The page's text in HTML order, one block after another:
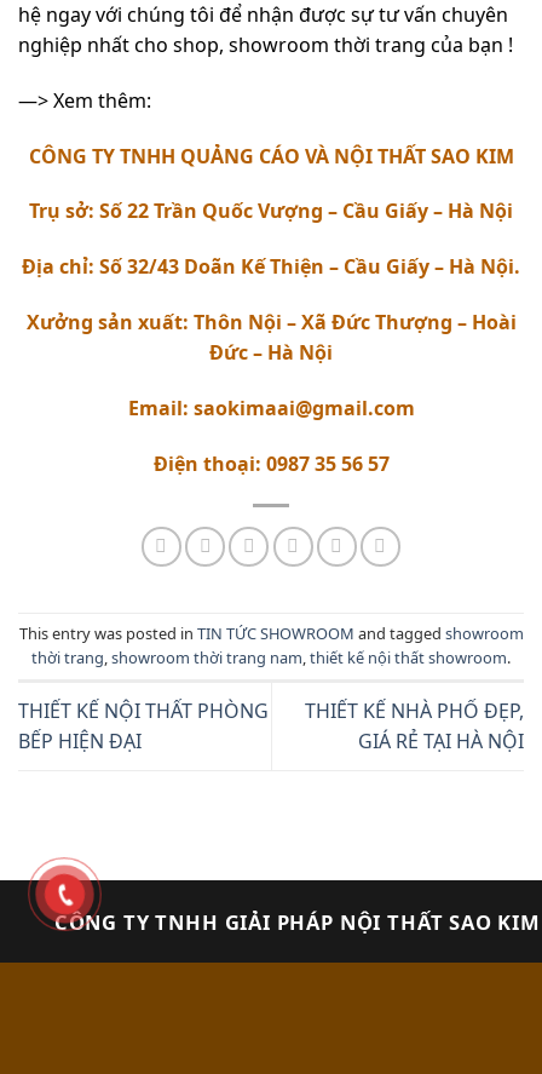
hệ ngay với chúng tôi để nhận được sự tư vấn chuyên
nghiệp nhất cho shop, showroom thời trang của bạn !
—> Xem thêm:
CÔNG TY TNHH QUẢNG CÁO VÀ NỘI THẤT SAO KIM
Trụ sở: Số 22 Trần Quốc Vượng – Cầu Giấy – Hà Nội
Địa chỉ: Số 32/43 Doãn Kế Thiện – Cầu Giấy – Hà Nội.
Xưởng sản xuất: Thôn Nội – Xã Đức Thượng – Hoài
Đức – Hà Nội
Email: saokimaai@gmail.com
Điện thoại: 0987 35 56 57
This entry was posted in TIN TỨC SHOWROOM and tagged showroom
thời trang,showroom thời trang nam,thiết kế nội thất showroom.
THIẾT KẾ NỘI THẤT PHÒNG
BẾP HIỆN ĐẠI
THIẾT KẾ NHÀ PHỐ ĐẸP,
GIÁ RẺ TẠI HÀ NỘI
CÔNG TY TNHH GIẢI PHÁP NỘI THẤT SAO KIM